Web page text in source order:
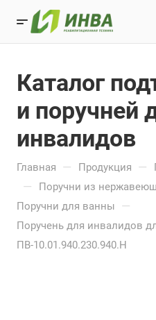
Каталог
и поручней
инвалидов
Главная — Продукция —
— Поручни из
Поручни для ванны —
Поручень для инвалидов
ПВ-10.01.940.230.940.Н